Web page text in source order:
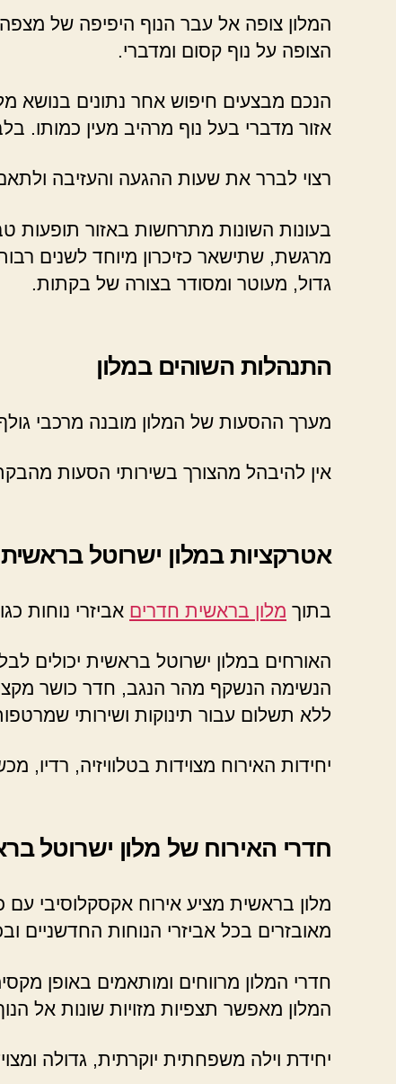
המלון צופה אל עבר הנוף היפיפה של מצפה
הצופה על נוף קסום ומדברי.
הנכם מבצעים חיפוש אחר נתונים בנושא
אזור מדברי בעל נוף מרהיב מעין כמותו.
רצוי לברר את שעות ההגעה והעזיבה
בעונות השונות מתרחשות באזור תופעות
מרגשת, שתישאר כזיכרון מיוחד לשנים
גדול, מעוטר ומסודר בצורה של בקתות.
התנהלות השוהים במלון
מערך ההסעות של המלון מובנה מרכבי
אין להיבהל מהצורך בשירותי הסעות
אטרקציות במלון ישרוטל בראשית
בתוך מלון בראשית חדרים אביזרי נוחות
האורחים במלון ישרוטל בראשית יכולים
הנשימה הנשקף מהר הנגב, חדר כושר
ללא תשלום עבור תינוקות ושירותי
יחידות האירוח מצוידות בטלוויזיה, רדיו,
חדרי האירוח של מלון ישרוטל
מלון בראשית מציע אירוח אקסקלוסיבי עם
מאובזרים בכל אביזרי הנוחות החדשניים
חדרי המלון מרווחים ומותאמים באופן
המלון מאפשר תצפיות מזויות שונות אל
יחידת וילה משפחתית יוקרתית, גדולה